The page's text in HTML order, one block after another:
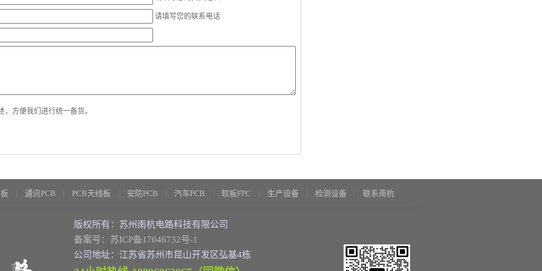
请填写您的联系电话
，方便我们进行统一备货。
通讯PCB PCB天线板 安防PCB 汽车PCB 软板FPC 生产设备 检测设备 联系南杭
版权所有：苏州南杭电路科技有限公司
备案号：苏ICP备17046732号-1
公司地址：江苏省苏州市昆山开发区弘基4栋